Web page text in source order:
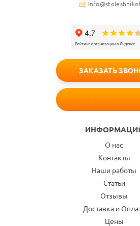
О нас
Контакты
Наши работы
Статьи
Отзывы
Доставка и
Цены
ЗАКАЗАТЬ